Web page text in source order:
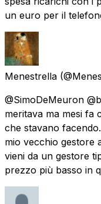
un euro per il
Menestrella
@SimoDeMeuron
meritava ma mesi fa
che stavano
mio vecchio gestore
vieni da un gestore
prezzo più basso in